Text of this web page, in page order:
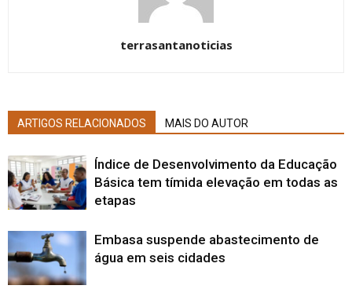
terrasantanoticias
ARTIGOS RELACIONADOS MAIS DO AUTOR
Índice de Desenvolvimento da Educação
Básica tem tímida elevação em todas as
etapas
Embasa suspende abastecimento de
água em seis cidades